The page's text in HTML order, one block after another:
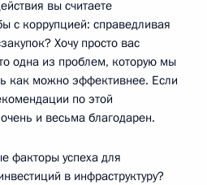
вы считаете
с коррупцией: справедливая
Хочу просто вас
одна из проблем, которую мы
как можно эффективнее. Если
по этой
и весьма благодарен.
факторы успеха для
в инфраструктуру?